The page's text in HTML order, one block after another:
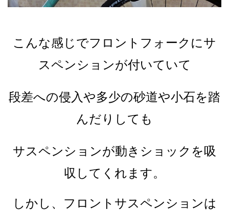
こんな感じでフロントフォークにサ
スペンションが付いていて
段差への侵入や多少の砂道や小石を踏
んだりしても
サスペンションが動きショックを吸
収してくれます。
しかし、フロントサスペンションは